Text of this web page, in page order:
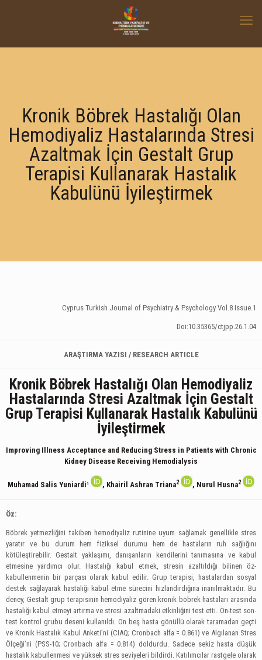
Kronik Böbrek Hastalığı Olan
Hemodiyaliz Hastalarında Stresi
Azaltmak İçin Gestalt Grup
Terapisi Kullanarak Hastalık
Kabulünü İyileştirmek
Cyprus Turkish Journal of Psychiatry & Psychology Vol.8 Issue.1
Doi:10.35365/ctjpp.26.1.04
ARAŞTIRMA YAZISI / RESEARCH ARTICLE
Kronik Böbrek Hastalığı Olan Hemodiyaliz
Hastalarında Stresi Azaltmak İçin Gestalt
Grup Terapisi Kullanarak Hastalık Kabulünü
İyileştirmek
Improving Illness Acceptance and Reducing Stress in Patients with Chronic
Kidney Disease Receiving Hemodialysis
Muhamad Salis Yuniardi¹ , Khairil Ashran Triana2 , Nurul Husna2
Öz:
Böbrek yetmezliğini takiben hemodiyaliz rutinine uyum sağlamak genellikle stres
yaratır ve bu durum hem fiziksel durumu hem de hastaların ruh sağlığını
kötüleştirebilir. Gestalt yaklaşımı, danışanların kendilerini tanımasına ve kabul
etmesine yardımcı olur. Hastalığı kabul etmek, stresin azaltıldığı bilinen öz-
kabullenmenin bir parçası olarak kabul edilir. Grup terapisi, hastalardan sosyal
destek sağlayarak hastalığı kabul etme sürecini hızlandırdığına inanılmaktadır. Bu
deney, Gestalt grup terapisinin hemodiyaliz gören kronik böbrek hastaları arasında
hastalığı kabul etmeyi artırma ve stresi azaltmadaki etkinliğini test etti. Ön-test son-
test kontrol grubu deseni kullanıldı. On beş hasta gönüllü olarak taramadan geçti
ve Kronik Hastalık Kabul Anketi’ni (CIAQ; Cronbach alfa = 0.861) ve Algılanan Stres
Ölçeği’ni (PSS-10; Cronbach alfa = 0.814) doldurdu. Sadece sekiz hasta düşük
hastalık kabullenmesi ve yüksek stres seviyeleri bildirdi. Katılımcılar rastgele olarak